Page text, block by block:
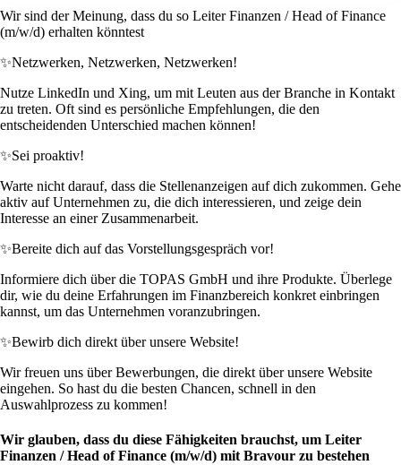
Wir sind der Meinung, dass du so Leiter Finanzen / Head of Finance
(m/w/d) erhalten könntest
✨Netzwerken, Netzwerken, Netzwerken!
Nutze LinkedIn und Xing, um mit Leuten aus der Branche in Kontakt
zu treten. Oft sind es persönliche Empfehlungen, die den
entscheidenden Unterschied machen können!
✨Sei proaktiv!
Warte nicht darauf, dass die Stellenanzeigen auf dich zukommen. Gehe
aktiv auf Unternehmen zu, die dich interessieren, und zeige dein
Interesse an einer Zusammenarbeit.
✨Bereite dich auf das Vorstellungsgespräch vor!
Informiere dich über die TOPAS GmbH und ihre Produkte. Überlege
dir, wie du deine Erfahrungen im Finanzbereich konkret einbringen
kannst, um das Unternehmen voranzubringen.
✨Bewirb dich direkt über unsere Website!
Wir freuen uns über Bewerbungen, die direkt über unsere Website
eingehen. So hast du die besten Chancen, schnell in den
Auswahlprozess zu kommen!
Wir glauben, dass du diese Fähigkeiten brauchst, um Leiter
Finanzen / Head of Finance (m/w/d) mit Bravour zu bestehen